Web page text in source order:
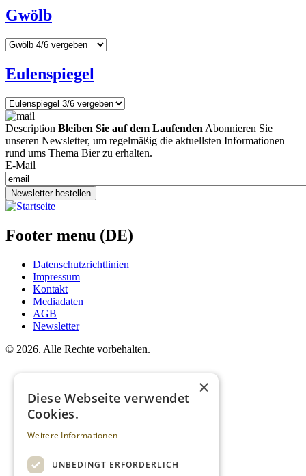
Gwölb
Eulenspiegel
Description Bleiben Sie auf dem Laufenden Abonnieren Sie
unseren Newsletter, um regelmäßig die aktuellsten Informationen
rund ums Thema Bier zu erhalten.
E-Mail
Newsletter bestellen
Footer menu (DE)
Datenschutzrichtlinien
Impressum
Kontakt
Mediadaten
AGB
Newsletter
© 2026. Alle Rechte vorbehalten.
×
Diese Webseite verwendet
Cookies.
Weitere Informationen
UNBEDINGT ERFORDERLICH